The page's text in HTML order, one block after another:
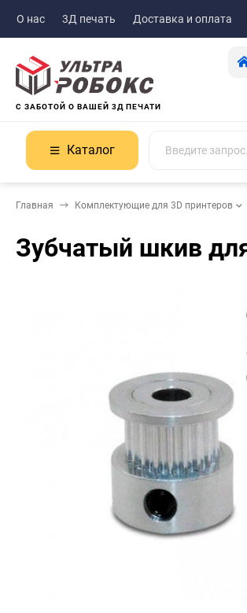
О нас 3Д печать Доставка и оплата
С ЗАБОТОЙ О ВАШЕЙ 3Д ПЕЧАТИ
Каталог
Главная Комплектующие для 3D принтеров
Зубчатый шкив